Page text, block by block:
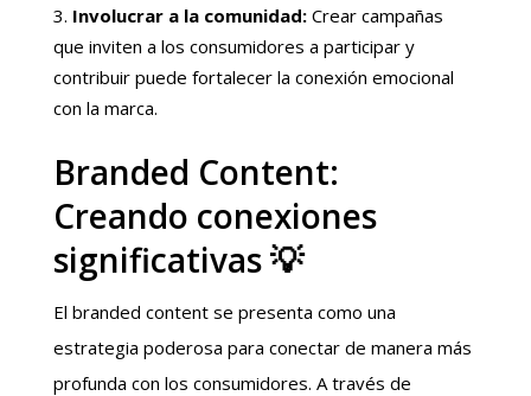
Involucrar a la comunidad:Crear campañas
que inviten a los consumidores a participar y
contribuir puede fortalecer la conexión emocional
con la marca.
Branded Content:
Creando conexiones
significativas 💡
El branded content se presenta como una
estrategia poderosa para conectar de manera más
profunda con los consumidores. A través de